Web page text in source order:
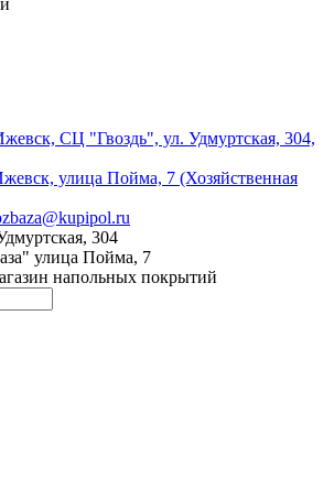
СЦ "Гвоздь", ул. Удмуртская, 304,
улица Пойма, 7 (Хозяйственная
304
улица Пойма, 7
напольных покрытий